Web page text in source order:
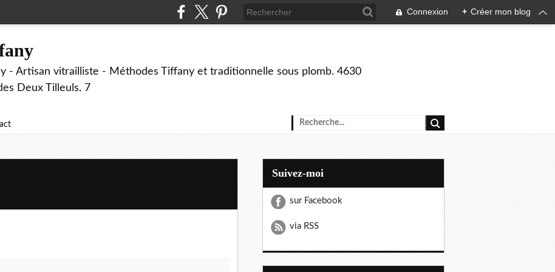
Connexion + Créer mon blog
- Artisan vitrailliste - Méthodes Tiffany et traditionnelle sous plomb. 4630
Deux Tilleuls. 7
Suivez-moi
sur Facebook
via RSS